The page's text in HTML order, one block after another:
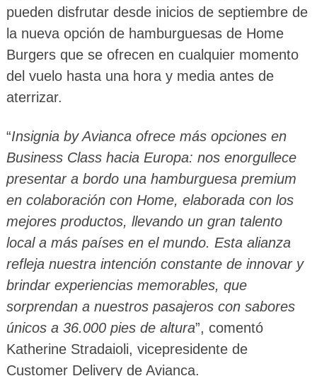
pueden disfrutar desde inicios de septiembre de
la nueva opción de hamburguesas de Home
Burgers que se ofrecen en cualquier momento
del vuelo hasta una hora y media antes de
aterrizar.
“Insignia by Avianca ofrece más opciones en
Business Class hacia Europa: nos enorgullece
presentar a bordo una hamburguesa premium
en colaboración con Home, elaborada con los
mejores productos, llevando un gran talento
local a más países en el mundo. Esta alianza
refleja nuestra intención constante de innovar y
brindar experiencias memorables, que
sorprendan a nuestros pasajeros con sabores
únicos a 36.000 pies de altura”, comentó
Katherine Stradaioli, vicepresidente de
Customer Delivery de Avianca.